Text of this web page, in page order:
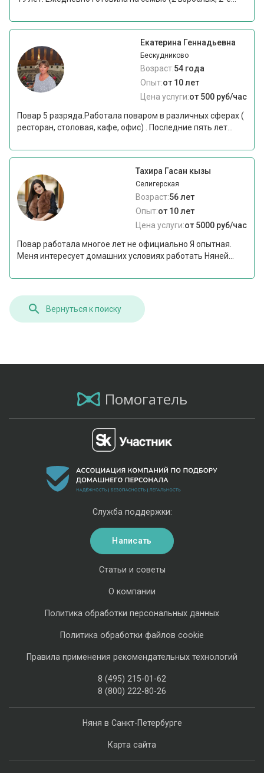
Екатерина Геннадьевна
Бескудниково
Возраст:54 года
Опыт:от 10 лет
Цена услуги:от 500 руб/час
Повар 5 разряда.Работала поваром в различных сферах (
ресторан, столовая, кафе, офис) . Последние пять лет...
Тахира Гасан кызы
Селигерская
Возраст:56 лет
Опыт:от 10 лет
Цена услуги:от 5000 руб/час
Повар работала многое лет не официально Я опытная.
Меня интересует домашних условиях работать Няней...
Вернуться к поиску
Помогатель
Няня в Санкт-Петербурге
Карта сайта
Статьи и советы
О компании
Политика обработки персональных данных
Политика обработки файлов cookie
Правила применения рекомендательных технологий
8 (495) 215-01-62
8 (800) 222-80-26
Служба поддержки:
Написать